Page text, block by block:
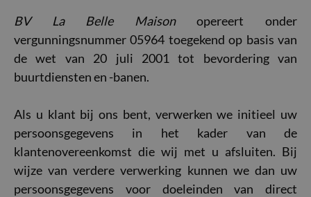
BV La Belle Maisonopereert onder
vergunningsnummer 05964 toegekend op basis van
de wet van 20 juli 2001 tot bevordering van
buurtdiensten en -banen.
Als u klant bij ons bent, verwerken we initieel uw
persoonsgegevens in het kader van de
klantenovereenkomst die wij met u afsluiten. Bij
wijze van verdere verwerking kunnen we dan uw
persoonsgegevens voor doeleinden van direct